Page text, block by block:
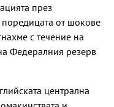
през
от шокове
с течение на
Федералния резерв
централна